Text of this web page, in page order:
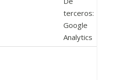
terceros:
Google
Analytics